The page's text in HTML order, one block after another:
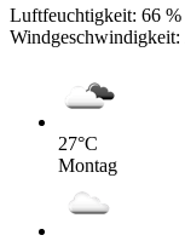
Luftfeuchtigkeit: 66 %
Windgeschwindigkeit:
27°C
Montag